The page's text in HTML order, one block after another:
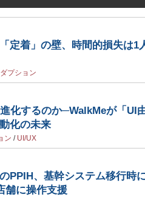
定着」の壁、時間的損失は1
プション
化するのか─WalkMeが「UI
化の未来
ン / UI/UX
PPIH、基幹システム移行時
舗に操作支援